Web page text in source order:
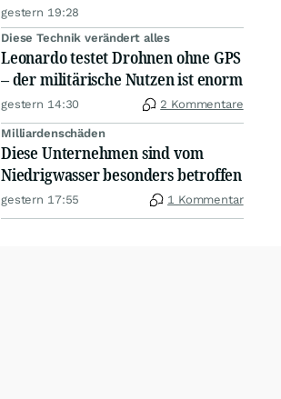
gestern 19:28
Diese Technik verändert alles
Leonardo testet Drohnen ohne GPS
– der militärische Nutzen ist enorm
gestern 14:30 2 Kommentare
Milliardenschäden
Diese Unternehmen sind vom
Niedrigwasser besonders betroffen
gestern 17:55 1 Kommentar